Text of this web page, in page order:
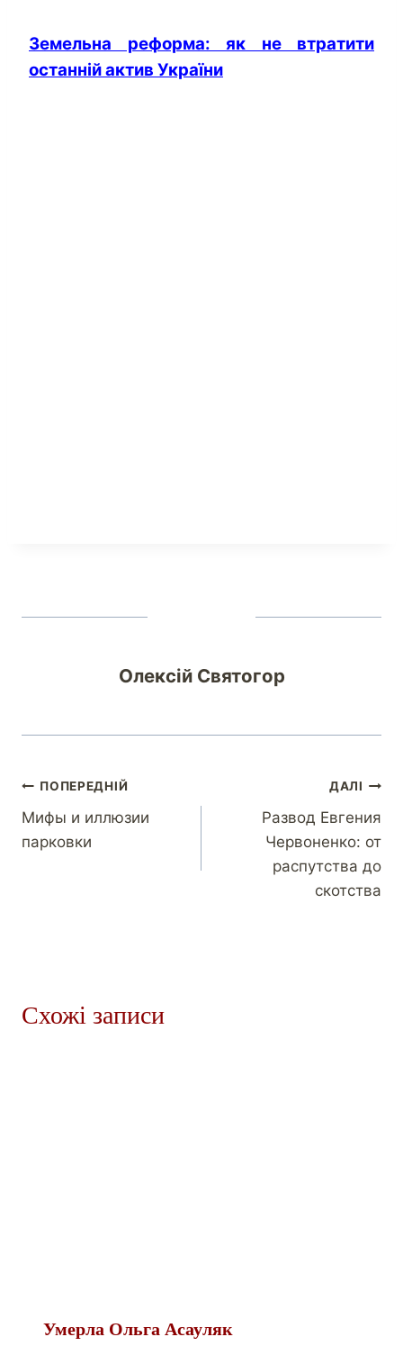
Земельна реформа: як не втратити
останній актив України
Олексій Святогор
ПОПЕРЕДНІЙ
Мифы и иллюзии
парковки
ДАЛІ
Развод Евгения
Червоненко: от
распутства до
скотства
Схожі записи
Умерла Ольга Асауляк